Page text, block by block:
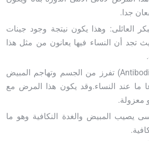
جدا.
العائلى: وهذا يكون نيتجة وجود جينات
تجد أن النساء فيها يعانون من مثل هذا
.
تفرز من الجسم وتهاجم المبيض
ما عند النساء.وقد يكون هذا المرض مع
معزولة.
يصيب المبيض والغدة النكافية وهو ما
.